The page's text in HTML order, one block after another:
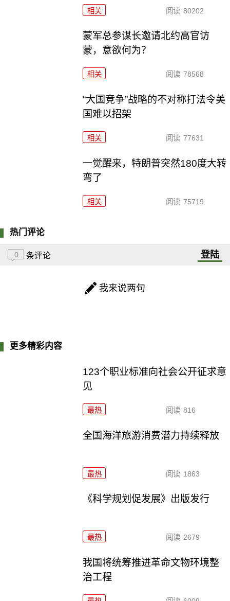
相关 阅读 80202
​蒙军总参谋长邀请北约高官访
蒙，意欲何为？
相关 阅读 78568
“大国竞争”战略的不对称打法令美
国难以招架
相关 阅读 77631
一觉醒来，特朗普突然180度大转
弯了
相关 阅读 75719
热门评论
0 条评论 登陆
我来说两句
更多精彩内容
123个职业标准向社会公开征求意
见
最热 阅读 816
全国海洋旅游消费潜力持续释放
最热 阅读 1863
《科学规划促发展》出版发行
最热 阅读 2679
我国将统筹推进革命文物环境整
治工程